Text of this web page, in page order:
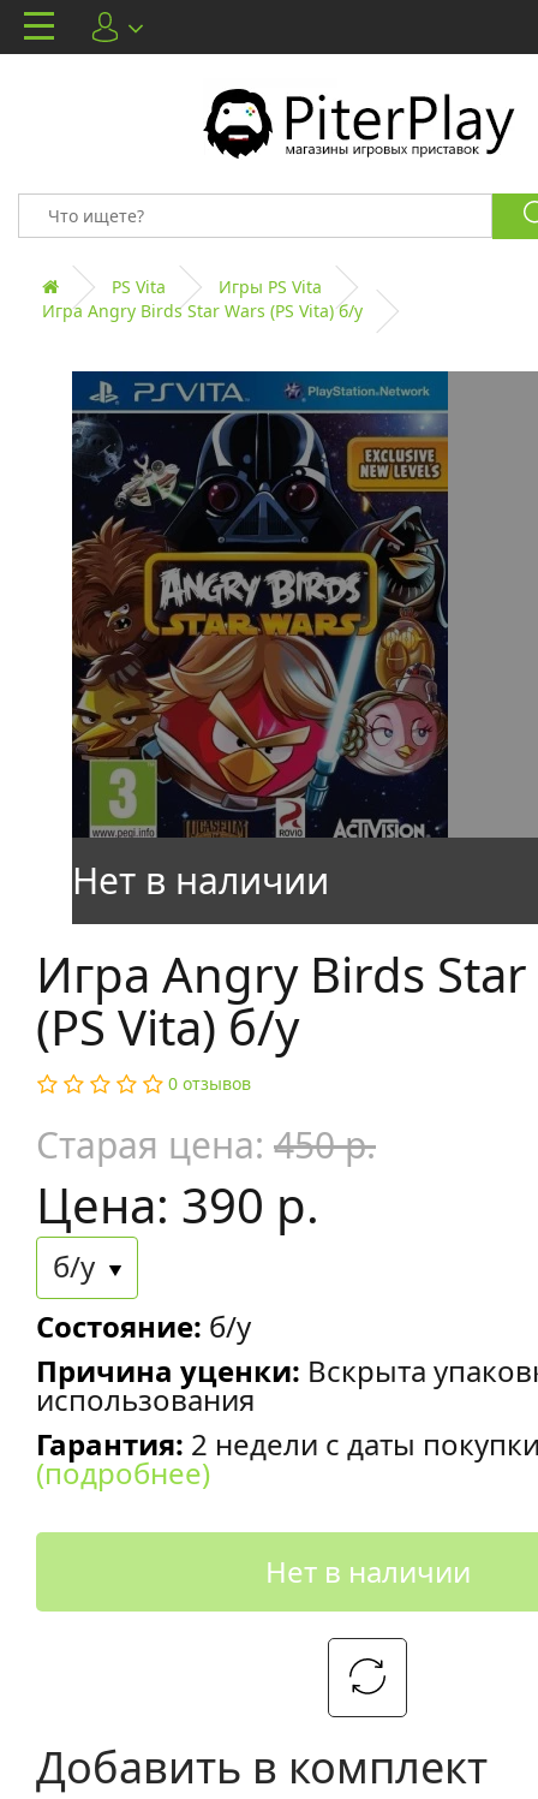
PS Vita
Игры PS Vita
Игра Angry Birds Star Wars (PS Vita) б/у
Игра Angry Birds
(PS Vita) б/у
0 отзывов
Старая цена: 450 р.
Цена: 390 р.
б/у
Состояние: б/у
Причина уценки: Вскрыта
использования
Гарантия: 2 недели с даты
(подробнее)
Нет в наличии
Добавить в комплект